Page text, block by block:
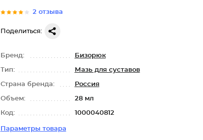
2 отзыва
Поделиться:
Бренд: Бизорюк
Тип: Мазь для суставов
Страна бренда: Россия
Объем: 28 мл
Код: 1000040812
Параметры товара